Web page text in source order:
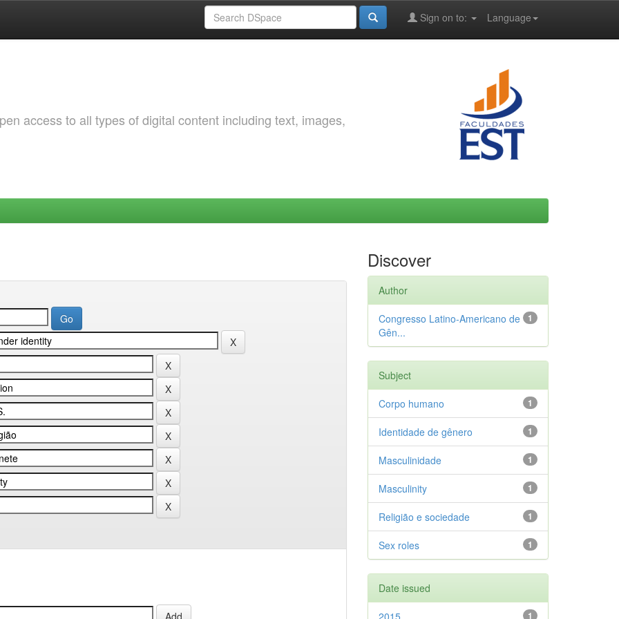
Language
Sign on to:
access to all types of digital content including text, images,
Discover
Author
1
Congresso Latino-Americano de
Gên...
Subject
1
Corpo humano
1
Identidade de gênero
1
Masculinidade
1
Masculinity
1
Religião e sociedade
1
Sex roles
Date issued
1
2015